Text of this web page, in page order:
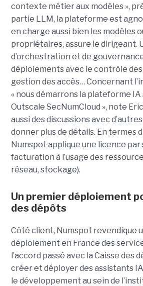
contexte métier aux modèles »,
partie LLM, la plateforme est
en charge aussi bien les modèles
propriétaires, assure le dirigeant.
d’orchestration et de
déploiements avec le contrôle des
gestion des accès… Concernant
« nous démarrons la plateforme
Outscale SecNumCloud », note
aussi des discussions avec
donner plus de détails. En termes
Numspot applique une licence par
facturation à l’usage des
réseau, stockage).
Un premier déploiement
des dépôts
Côté client, Numspot revendique
déploiement en France des
l’accord passé avec la Caisse des
créer et déployer des assistants
le développement au sein de